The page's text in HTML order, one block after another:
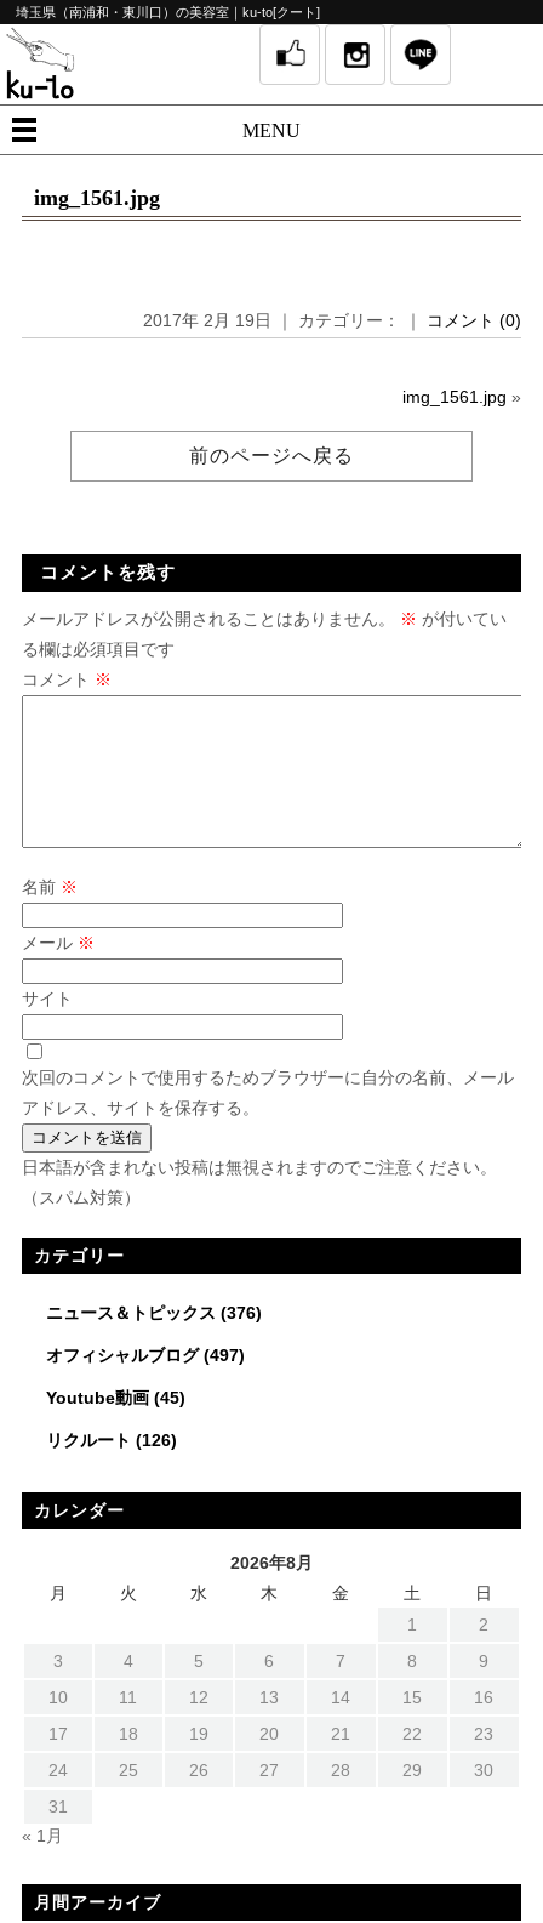
埼玉県（南浦和・東川口）の美容室｜ku-to[クート]
MENU
img_1561.jpg
2017年 2月 19日 ｜ カテゴリー： ｜ コメント (0)
img_1561.jpg »
前のページへ戻る
コメントを残す
メールアドレスが公開されることはありません。 ※ が付いてい
る欄は必須項目です
コメント ※
名前 ※
メール ※
サイト
次回のコメントで使用するためブラウザーに自分の名前、メール
アドレス、サイトを保存する。
日本語が含まれない投稿は無視されますのでご注意ください。
（スパム対策）
カテゴリー
ニュース＆トピックス (376)
オフィシャルブログ(497)
Youtube動画(45)
リクルート (126)
カレンダー
2026年8月
月
火 水 木 金 土
日
1
2
3
4 5 6 7 8
9
10
11 12 13 14 15
16
17
18 19 20 21 22
23
24
25 26 27 28 29
30
31
« 1月
月間アーカイブ